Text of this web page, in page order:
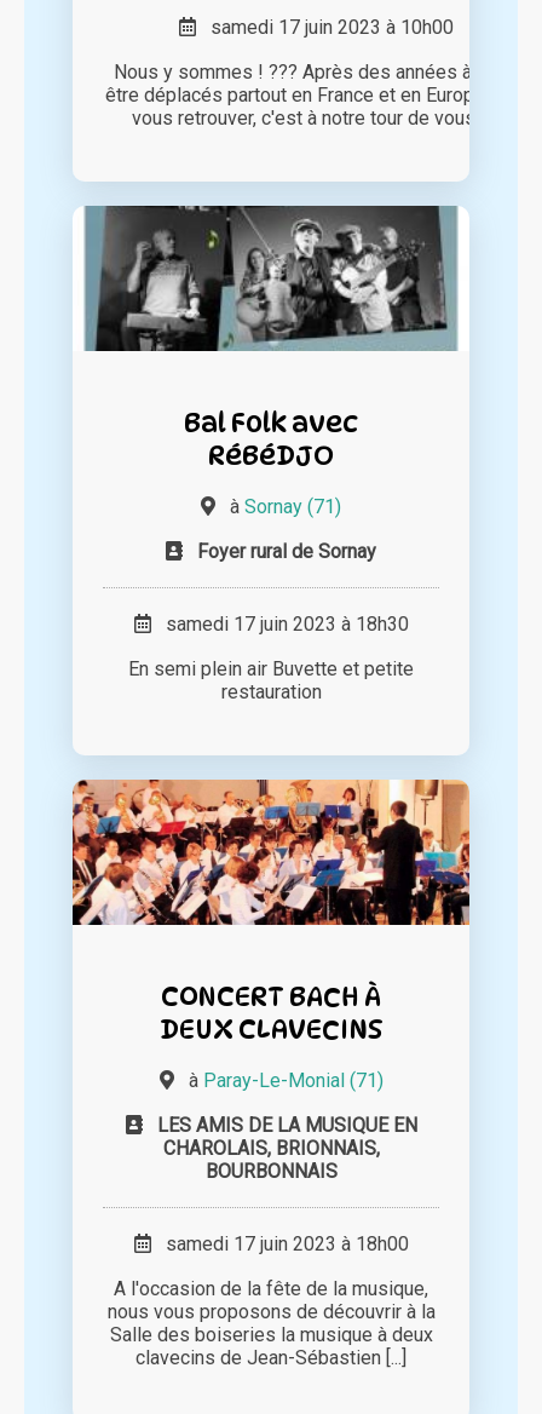
samedi 17 juin 2023 à 10h00
Nous y sommes ! ??? Après des années à nous
être déplacés partout en France et en Europe pour
vous retrouver, c'est à notre tour de vous [...]
Bal Folk avec
RéBéDJO
à Sornay (71)
Foyer rural de Sornay
samedi 17 juin 2023 à 18h30
En semi plein air Buvette et petite
restauration
CONCERT BACH À
DEUX CLAVECINS
à Paray-Le-Monial (71)
LES AMIS DE LA MUSIQUE EN
CHAROLAIS, BRIONNAIS,
BOURBONNAIS
samedi 17 juin 2023 à 18h00
A l'occasion de la fête de la musique,
nous vous proposons de découvrir à la
Salle des boiseries la musique à deux
clavecins de Jean-Sébastien [...]